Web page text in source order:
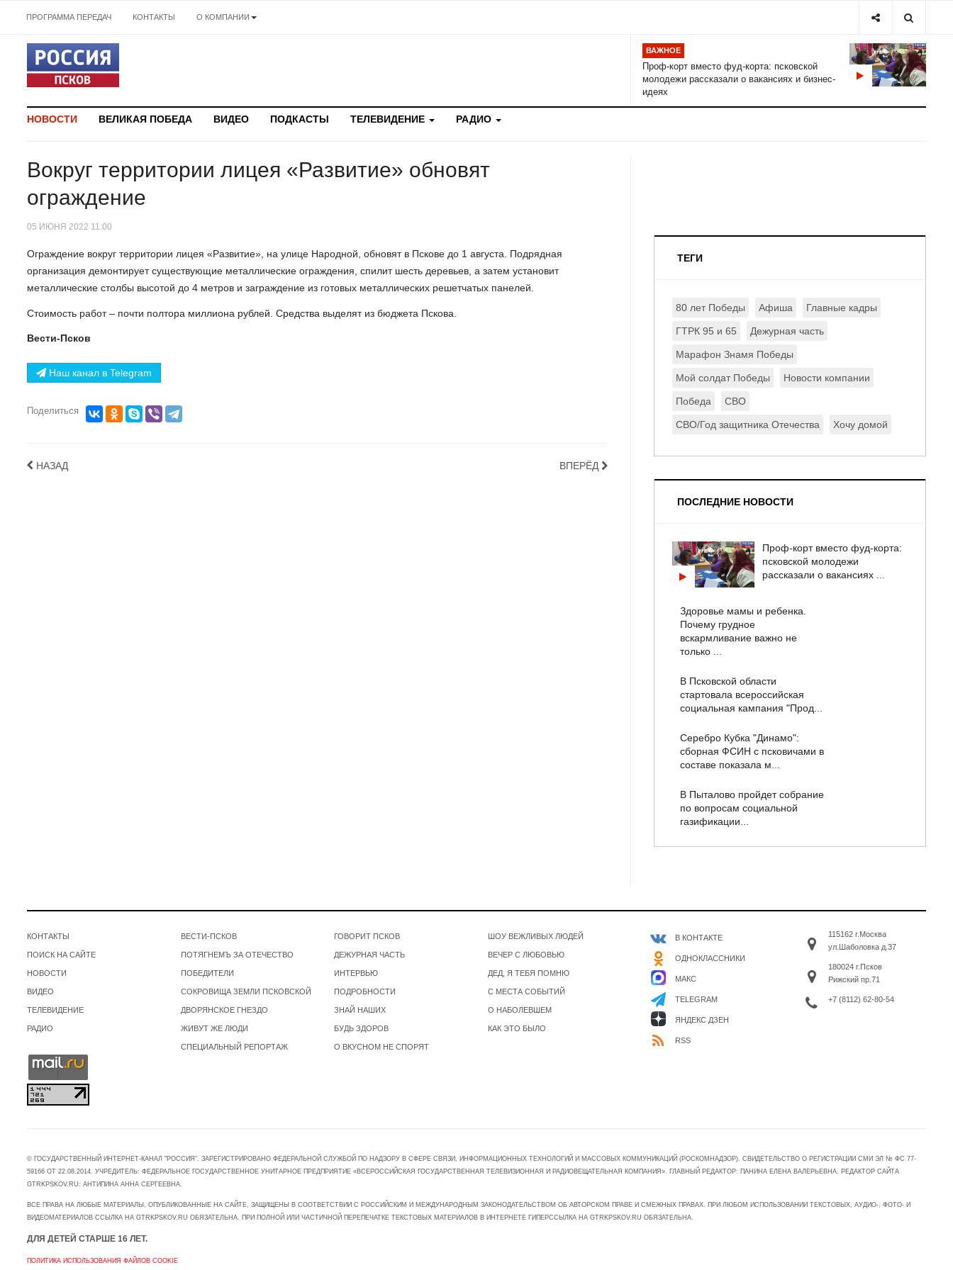
ПРОГРАММА ПЕРЕДАЧ КОНТАКТЫ О КОМПАНИИ
ВАЖНОЕ
Проф-корт вместо фуд-корта: псковской
молодежи рассказали о вакансиях и бизнес-
идеях
НОВОСТИ ВЕЛИКАЯ ПОБЕДА ВИДЕО ПОДКАСТЫ ТЕЛЕВИДЕНИЕ РАДИО
Вокруг территории лицея «Развитие» обновят
ограждение
05 ИЮНЯ 2022 11:00
Ограждение вокруг территории лицея «Развитие», на улице Народной, обновят в Пскове до 1 августа. Подрядная
организация демонтирует существующие металлические ограждения, спилит шесть деревьев, а затем установит
металлические столбы высотой до 4 метров и заграждение из готовых металлических решетчатых панелей.
Стоимость работ – почти полтора миллиона рублей. Средства выделят из бюджета Пскова.
Вести-Псков
Наш канал в Telegram
Поделиться
НАЗАД ВПЕРЁД
ТЕГИ
80 лет Победы Афиша Главные кадры
ГТРК 95 и 65 Дежурная часть
Марафон Знамя Победы
Мой солдат Победы Новости компании
Победа СВО
СВО/Год защитника Отечества Хочу домой
ПОСЛЕДНИЕ НОВОСТИ
Проф-корт вместо фуд-корта:
псковской молодежи
рассказали о вакансиях ...
Здоровье мамы и ребенка.
Почему грудное
вскармливание важно не
только ...
В Псковской области
стартовала всероссийская
социальная кампания "Прод...
Серебро Кубка "Динамо":
сборная ФСИН с псковичами в
составе показала м...
В Пыталово пройдет собрание
по вопросам социальной
газификации...
КОНТАКТЫ
ПОИСК НА САЙТЕ
НОВОСТИ
ВИДЕО
ТЕЛЕВИДЕНИЕ
РАДИО
ВЕСТИ-ПСКОВ
ПОТЯГНЕМЪ ЗА ОТЕЧЕСТВО
ПОБЕДИТЕЛИ
СОКРОВИЩА ЗЕМЛИ ПСКОВСКОЙ
ДВОРЯНСКОЕ ГНЕЗДО
ЖИВУТ ЖЕ ЛЮДИ
СПЕЦИАЛЬНЫЙ РЕПОРТАЖ
ГОВОРИТ ПСКОВ
ДЕЖУРНАЯ ЧАСТЬ
ИНТЕРВЬЮ
ПОДРОБНОСТИ
ЗНАЙ НАШИХ
БУДЬ ЗДОРОВ
О ВКУСНОМ НЕ СПОРЯТ
ШОУ ВЕЖЛИВЫХ ЛЮДЕЙ
ВЕЧЕР С ЛЮБОВЬЮ
ДЕД, Я ТЕБЯ ПОМНЮ
С МЕСТА СОБЫТИЙ
О НАБОЛЕВШЕМ
КАК ЭТО БЫЛО
В КОНТАКТЕ
ОДНОКЛАССНИКИ
МАКС
TELEGRAM
ЯНДЕКС ДЗЕН
RSS
115162 г.Москва
ул.Шаболовка д.37
180024 г.Псков
Рижский пр.71
+7 (8112) 62-80-54
© ГОСУДАРСТВЕННЫЙ ИНТЕРНЕТ-КАНАЛ "РОССИЯ". ЗАРЕГИСТРИРОВАНО ФЕДЕРАЛЬНОЙ СЛУЖБОЙ ПО НАДЗОРУ В СФЕРЕ СВЯЗИ, ИНФОРМАЦИОННЫХ ТЕХНОЛОГИЙ И МАССОВЫХ КОММУНИКАЦИЙ (РОСКОМНАДЗОР). СВИДЕТЕЛЬСТВО О РЕГИСТРАЦИИ СМИ ЭЛ № ФС 77-
59166 ОТ 22.08.2014. УЧРЕДИТЕЛЬ: ФЕДЕРАЛЬНОЕ ГОСУДАРСТВЕННОЕ УНИТАРНОЕ ПРЕДПРИЯТИЕ «ВСЕРОССИЙСКАЯ ГОСУДАРСТВЕННАЯ ТЕЛЕВИЗИОННАЯ И РАДИОВЕЩАТЕЛЬНАЯ КОМПАНИЯ». ГЛАВНЫЙ РЕДАКТОР: ПАНИНА ЕЛЕНА ВАЛЕРЬЕВНА. РЕДАКТОР САЙТА
GTRKPSKOV.RU: АНТИПИНА АННА СЕРГЕЕВНА.
ВСЕ ПРАВА НА ЛЮБЫЕ МАТЕРИАЛЫ, ОПУБЛИКОВАННЫЕ НА САЙТЕ, ЗАЩИЩЕНЫ В СООТВЕТСТВИИ С РОССИЙСКИМ И МЕЖДУНАРОДНЫМ ЗАКОНОДАТЕЛЬСТВОМ ОБ АВТОРСКОМ ПРАВЕ И СМЕЖНЫХ ПРАВАХ. ПРИ ЛЮБОМ ИСПОЛЬЗОВАНИИ ТЕКСТОВЫХ, АУДИО-, ФОТО- И
ВИДЕОМАТЕРИАЛОВ ССЫЛКА НА GTRKPSKOV.RU ОБЯЗАТЕЛЬНА. ПРИ ПОЛНОЙ ИЛИ ЧАСТИЧНОЙ ПЕРЕПЕЧАТКЕ ТЕКСТОВЫХ МАТЕРИАЛОВ В ИНТЕРНЕТЕ ГИПЕРССЫЛКА НА GTRKPSKOV.RU ОБЯЗАТЕЛЬНА.
ДЛЯ ДЕТЕЙ СТАРШЕ 16 ЛЕТ.
ПОЛИТИКА ИСПОЛЬЗОВАНИЯ ФАЙЛОВ COOKIE